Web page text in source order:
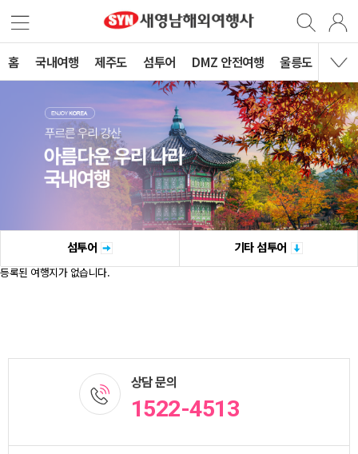
홈 국내여행 제주도 섬투어 DMZ 안전여행 울릉도
섬투어 기타 섬투어
등록된 여행지가 없습니다.
상담 문의
1522-4513